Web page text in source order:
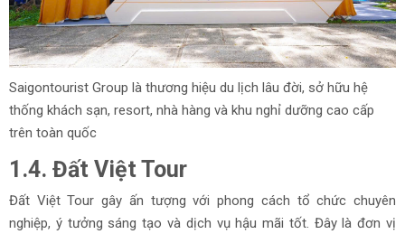
Saigontourist Group là thương hiệu du lịch lâu đời, sở hữu hệ
thống khách sạn, resort, nhà hàng và khu nghỉ dưỡng cao cấp
trên toàn quốc
1.4. Đất Việt Tour
Đất Việt Tour gây ấn tượng với phong cách tổ chức chuyên
nghiệp, ý tưởng sáng tạo và dịch vụ hậu mãi tốt. Đây là đơn vị